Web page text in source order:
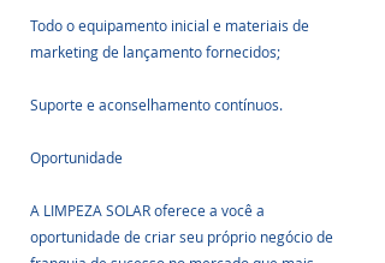
Todo o equipamento inicial e materiais de
marketing de lançamento fornecidos;
Suporte e aconselhamento contínuos.
Oportunidade
A LIMPEZA SOLAR oferece a você a
oportunidade de criar seu próprio negócio de